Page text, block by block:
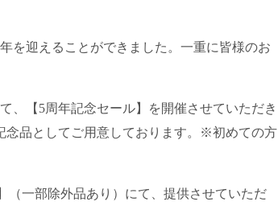
を迎えることができました。一重に皆様のお
、【5周年記念セール】を開催させていただき
念品としてご用意しております。※初めての方
（一部除外品あり）にて、提供させていただ